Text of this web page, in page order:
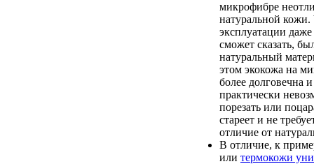
микрофибре
натуральной кожи.
эксплуатации
сможет сказать,
натуральный
этом экокожа на
более долговечна
практически
порезать или
стареет и не
отличие от
В отличие, к
или термокожи